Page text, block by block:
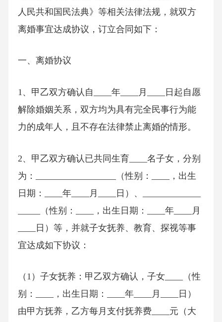
人民共和国民法典》等相关法律法规，就双方
离婚事宜达成协议，订立合同如下：
一、离婚协议
1、甲乙双方确认自____年____月____日起自愿
解除婚姻关系，双方均为具有完全民事行为能
力的成年人，且不存在法律禁止离婚的情形。
2、甲乙双方确认已共同生育____名子女，分别
为：__________________（性别：____，出生
日期：____年____月____日）、_____________
_____（性别：____，出生日期：____年____月
____日）等，并就子女抚养、教育、探视等事
宜达成如下协议：
（1）子女抚养：甲乙双方确认，子女____（性
别：____，出生日期：____年____月____日）
由甲方抚养，乙方每月支付抚养费____元（大